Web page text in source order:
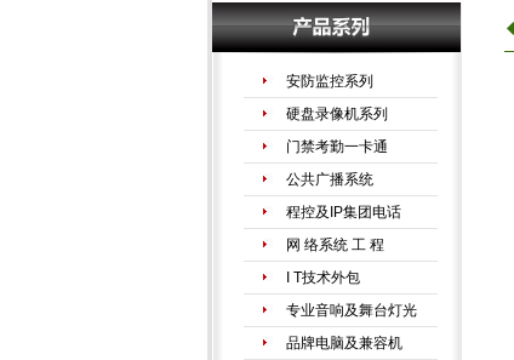
安防监控系列
硬盘录像机系列
门禁考勤一卡通
公共广播系统
程控及IP集团电话
网 络系统 工 程
I T技术外包
专业音响及舞台灯光
品牌电脑及兼容机